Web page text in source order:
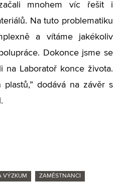
mnohem víc řešit i
Na tuto problematiku
a vítáme jakékoliv
Dokonce jsme se
na Laboratoř konce života.
dodává na závěr s
VÝZKUM ZAMĚSTNANCI